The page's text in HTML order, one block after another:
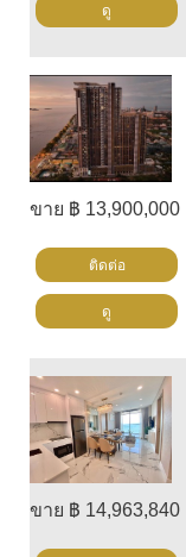
ดู
ขาย ฿ 13,900,000
ติดต่อ
ดู
ขาย ฿ 14,963,840